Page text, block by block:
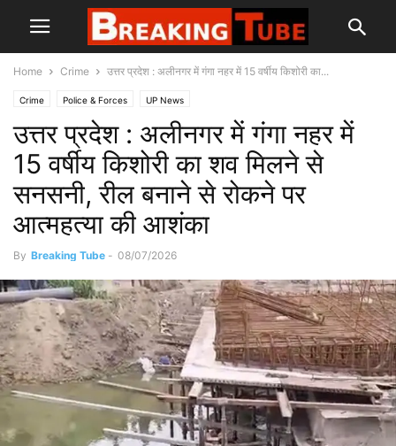
Home Crime उत्तर प्रदेश : अलीनगर में गंगा नहर में 15 वर्षीय किशोरी का...
Crime Police & Forces UP News
उत्तर प्रदेश : अलीनगर में गंगा नहर में
15 वर्षीय किशोरी का शव मिलने से
सनसनी, रील बनाने से रोकने पर
आत्महत्या की आशंका
By Breaking Tube - 08/07/2026